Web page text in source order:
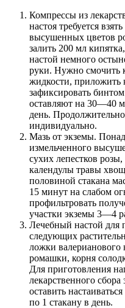
Компрессы из
настоя требуется
высушенных цветов
залить 200 мл
настой немного
руки. Нужно смочить
жидкости, приложить
зафиксировать
оставляют на 30—40
день.
индивидуально.
Мазь от экземы.
измельченного
сухих лепестков
календулы травы
половиной стакана
15 минут на слабом
профильтровать
участки экземы 3—4
Лечебный настой для
следующих
ложки валерианового
ромашки, корня
Для приготовления
лекарственного
оставить
по 1 стакану в день.